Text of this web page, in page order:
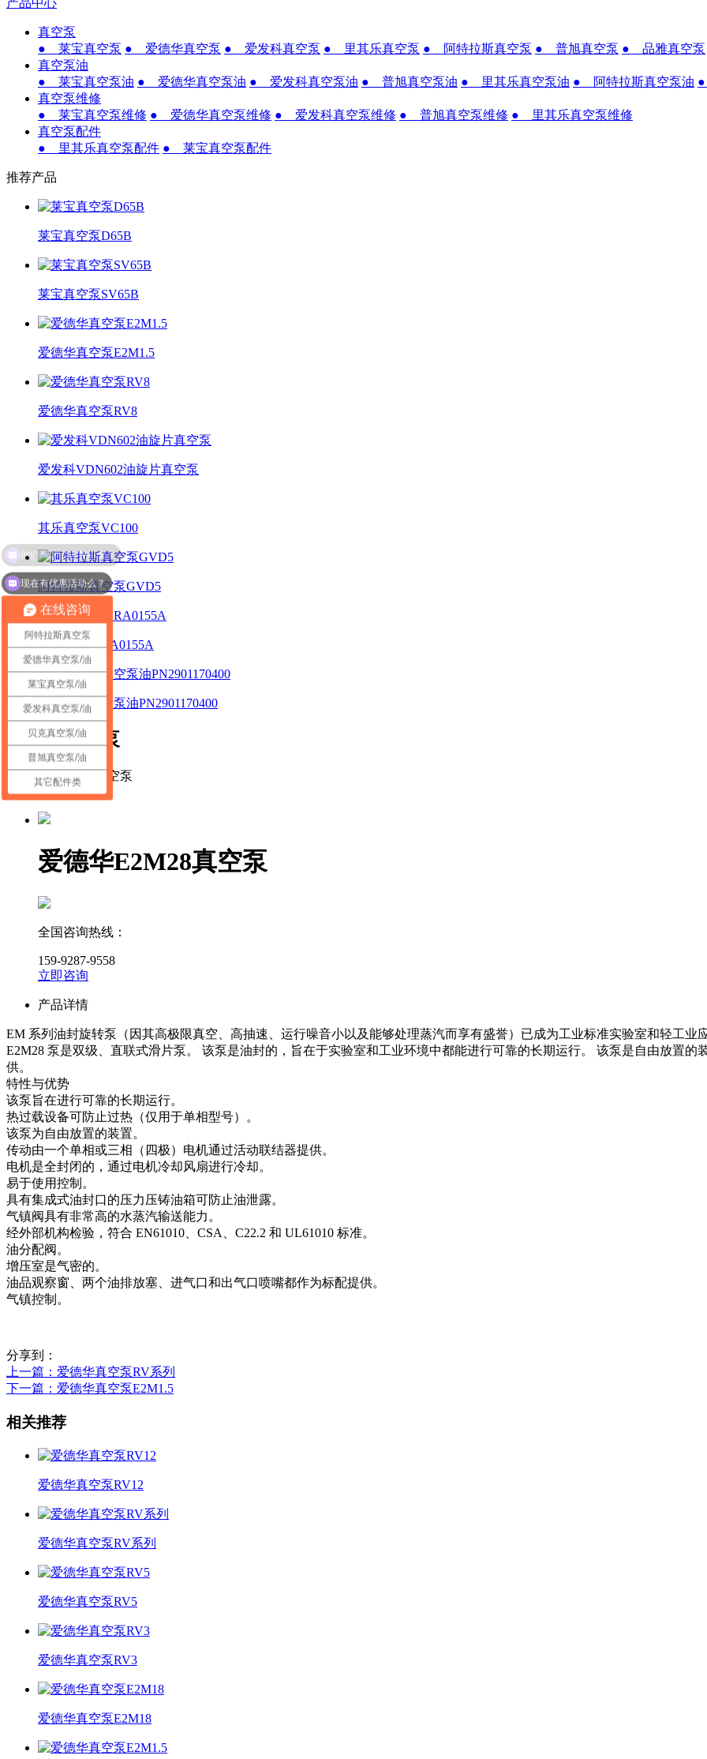
真空泵
● 莱宝真空泵 ● 爱德华真空泵 ● 爱发科真空泵 ● 里其乐真空泵 ● 阿特拉斯真空泵 ● 普旭真空泵 ● 品雅真空泵
真空泵油
● 莱宝真空泵油 ● 爱德华真空泵油 ● 爱发科真空泵油 ● 普旭真空泵油 ● 里其乐真空泵油 ● 阿特拉斯真空泵油
真空泵维修
● 莱宝真空泵维修 ● 爱德华真空泵维修 ● 爱发科真空泵维修 ● 普旭真空泵维修 ● 里其乐真空泵维修
真空泵配件
● 里其乐真空泵配件 ● 莱宝真空泵配件
推荐产品
莱宝真空泵D65B
莱宝真空泵SV65B
爱德华真空泵E2M1.5
爱德华真空泵RV8
爱发科VDN602油旋片真空泵
其乐真空泵VC100​
阿特拉斯真空泵GVD5
普旭真空泵RA0155A
阿特拉斯真空泵油PN2901170400
爱德华真空泵
< >
爱德华E2M28真空泵
全国咨询热线：
159-9287-9558
立即咨询
产品详情
EM 系列油封旋转泵（因其高极限真空、高抽速、运行噪音小以及能够处理蒸汽而享有盛誉）已成为工业标准实验室和轻工业
E2M28 泵是双级、直联式滑片泵。 该泵是油封的，旨在于实验室和工业环境中都能进行可靠的长期运行。 该泵是自由放置
供。
特性与优势
该泵旨在进行可靠的长期运行。
热过载设备可防止过热（仅用于单相型号）。
该泵为自由放置的装置。
传动由一个单相或三相（四极）电机通过活动联结器提供。
电机是全封闭的，通过电机冷却风扇进行冷却。
易于使用控制。
具有集成式油封口的压力压铸油箱可防止油泄露。
气镇阀具有非常高的水蒸汽输送能力。
经外部机构检验，符合 EN61010、CSA、C22.2 和 UL61010 标准。
油分配阀。
增压室是气密的。
油品观察窗、两个油排放塞、进气口和出气口喷嘴都作为标配提供。
气镇控制。
分享到：
上一篇 ：爱德华真空泵RV系列
下一篇 ：爱德华真空泵E2M1.5
相关推荐
爱德华真空泵RV12
爱德华真空泵RV系列
爱德华真空泵RV5
爱德华真空泵RV3
爱德华真空泵E2M18
在线咨询
阿特拉斯真空泵
爱德华真空泵/油
莱宝真空泵/油
爱发科真空泵/油
贝克真空泵/油
普旭真空泵/油
其它配件类
现在有优惠活动么？